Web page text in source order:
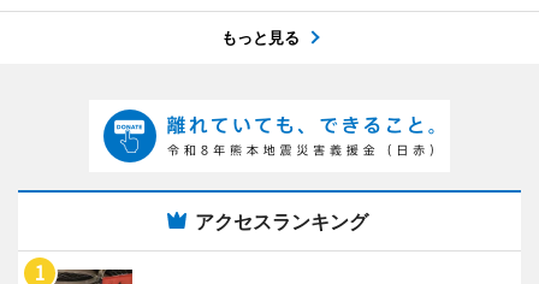
もっと見る
アクセスランキング